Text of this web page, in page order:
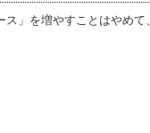
ス」を増やすことはやめ